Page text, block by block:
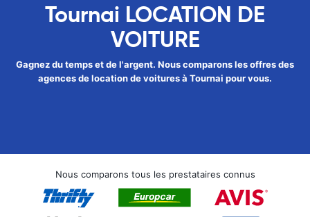
Tournai LOCATION DE
VOITURE
Gagnez du temps et de l'argent. Nous comparons les offres des
agences de location de voitures à Tournai pour vous.
Nous comparons tous les prestataires connus